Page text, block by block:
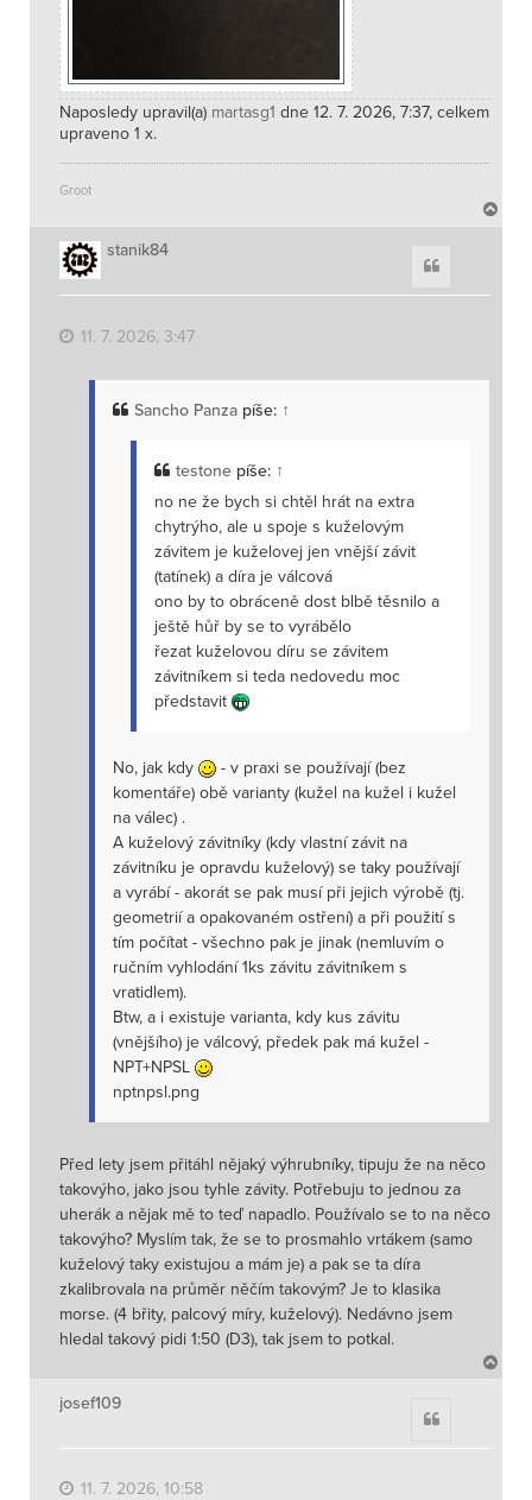
Naposledy upravil(a) martasg1 dne 12. 7. 2026, 7:37, celkem
upraveno 1 x.
Groot
a
stanik84
11. 7. 2026, 3:47
Sancho Panza píše: ↑
testone píše: ↑
no ne že bych si chtěl hrát na extra
chytrýho, ale u spoje s kuželovým
závitem je kuželovej jen vnější závit
(tatínek) a díra je válcová
ono by to obráceně dost blbě těsnilo a
ještě hůř by se to vyrábělo
řezat kuželovou díru se závitem
závitníkem si teda nedovedu moc
představit
No, jak kdy
- v praxi se používají (bez
komentáře) obě varianty (kužel na kužel i kužel
na válec) .
A kuželový závitníky (kdy vlastní závit na
závitníku je opravdu kuželový) se taky používají
a vyrábí - akorát se pak musí při jejich výrobě (tj.
geometrií a opakovaném ostření) a při použití s
tím počítat - všechno pak je jinak (nemluvím o
ručním vyhlodání 1ks závitu závitníkem s
vratidlem).
Btw, a i existuje varianta, kdy kus závitu
(vnějšího) je válcový, předek pak má kužel -
NPT+NPSL
nptnpsl.png
Před lety jsem přitáhl nějaký výhrubníky, tipuju že na něco
takovýho, jako jsou tyhle závity. Potřebuju to jednou za
uherák a nějak mě to teď napadlo. Používalo se to na něco
takovýho? Myslím tak, že se to prosmahlo vrtákem (samo
kuželový taky existujou a mám je) a pak se ta díra
zkalibrovala na průměr něčím takovým? Je to klasika
morse. (4 břity, palcový míry, kuželový). Nedávno jsem
hledal takový pidi 1:50 (D3), tak jsem to potkal.
a
josef109
11. 7. 2026, 10:58